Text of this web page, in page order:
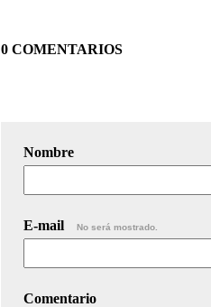
0 COMENTARIOS
Nombre
E-mail No será mostrado.
Comentario